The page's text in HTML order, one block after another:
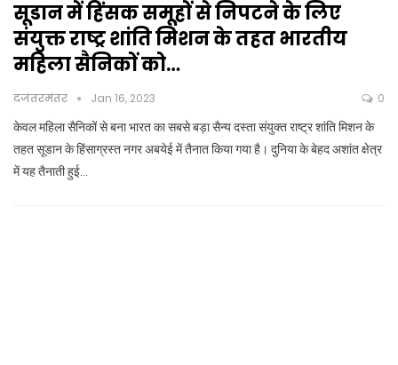
सूडान में हिंसक समूहों से निपटने के लिए
संयुक्त राष्ट्र शांति मिशन के तहत भारतीय
महिला सैनिकों को…
दजंतरमंतर Jan 16, 2023 0
केवल महिला सैनिकों से बना भारत का सबसे बड़ा सैन्य दस्ता संयुक्त राष्ट्र शांति मिशन के
तहत सूडान के हिंसाग्रस्त नगर अबयेई में तैनात किया गया है। दुनिया के बेहद अशांत क्षेत्र
में यह तैनाती हुई…